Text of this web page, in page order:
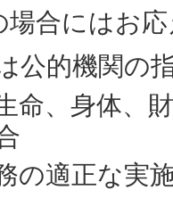
場合にはお
公的機関の
命、身体、
の適正な実